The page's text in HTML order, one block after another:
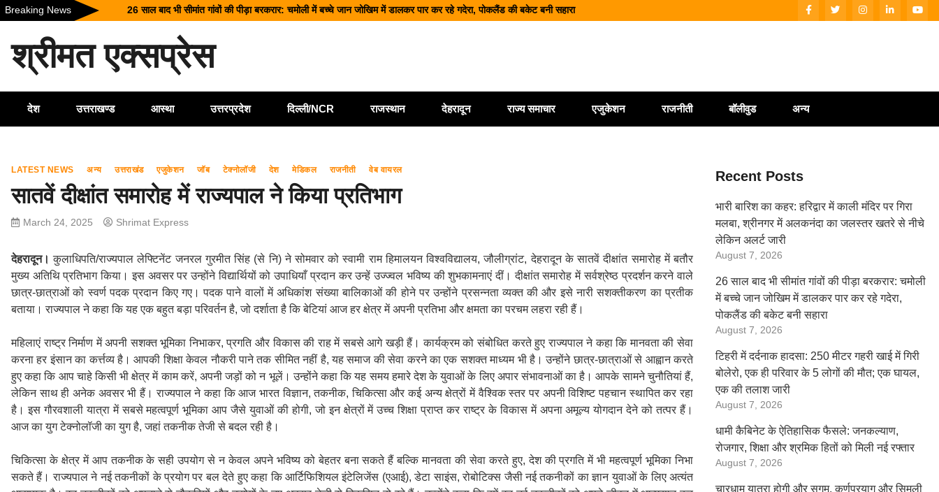
Skip
to
Breaking News
26 साल बाद भी सीमांत गांवों की पीड़ा बरकरार: चमोली में बच्चे जान जोखिम में डालकर पार कर रहे गदेरा, पोकलैंड की बकेट बनी सहारा
धामी कैबिनेट के ऐतिहासिक फैसले: जनकल्याण, रोजगार, शिक्षा और श्रमिक हितों को मिली नई रफ्तार
चारधाम यात्रा होगी और सुगम, कर्णप्रयाग और सिमली में आधुनिक पार्किंग परियोजनाओं को मिली रफ्तार
भारी बारिश का कहर: हरिद्वार में काली मंदिर पर गिरा मलबा, श्रीनगर में अलकनंदा का जलस्तर खतरे से नीचे लेकिन अलर्ट जारी
श्रीमत एक्सप्रेस
देश उत्तराखण्ड आस्था उत्तरप्रदेश दिल्ली/NCR राजस्थान देहरादून राज्य समाचार एजुकेशन राजनीती बॉलीवुड अन्य
LATEST NEWS अन्य उत्तराखंड एजुकेशन जॉब टेक्नोलॉजी देश मेडिकल राजनीती वेब वायरल
सातवें दीक्षांत समारोह में राज्यपाल ने किया प्रतिभाग
March 24, 2025 Shrimat Express
देहरादून। कुलाधिपति/राज्यपाल लेफ्टिनेंट जनरल गुरमीत सिंह (से नि) ने सोमवार को स्वामी राम हिमालयन विश्वविद्यालय, जौलीग्रांट, देहरादून के सातवें दीक्षांत समारोह में बतौर
मुख्य अतिथि प्रतिभाग किया। इस अवसर पर उन्होंने विद्यार्थियों को उपाधियाँ प्रदान कर उन्हें उज्ज्वल भविष्य की शुभकामनाएं दीं। दीक्षांत समारोह में सर्वश्रेष्ठ प्रदर्शन करने वाले
छात्र-छात्राओं को स्वर्ण पदक प्रदान किए गए। पदक पाने वालों में अधिकांश संख्या बालिकाओं की होने पर उन्होंने प्रसन्नता व्यक्त की और इसे नारी सशक्तीकरण का प्रतीक
बताया। राज्यपाल ने कहा कि यह एक बहुत बड़ा परिवर्तन है, जो दर्शाता है कि बेटियां आज हर क्षेत्र में अपनी प्रतिभा और क्षमता का परचम लहरा रही हैं।
महिलाएं राष्ट्र निर्माण में अपनी सशक्त भूमिका निभाकर, प्रगति और विकास की राह में सबसे आगे खड़ी हैं। कार्यक्रम को संबोधित करते हुए राज्यपाल ने कहा कि मानवता की सेवा
करना हर इंसान का कर्त्तव्य है। आपकी शिक्षा केवल नौकरी पाने तक सीमित नहीं है, यह समाज की सेवा करने का एक सशक्त माध्यम भी है। उन्होंने छात्र-छात्राओं से आह्वान करते
हुए कहा कि आप चाहे किसी भी क्षेत्र में काम करें, अपनी जड़ों को न भूलें। उन्होंने कहा कि यह समय हमारे देश के युवाओं के लिए अपार संभावनाओं का है। आपके सामने चुनौतियां हैं,
लेकिन साथ ही अनेक अवसर भी हैं। राज्यपाल ने कहा कि आज भारत विज्ञान, तकनीक, चिकित्सा और कई अन्य क्षेत्रों में वैश्विक स्तर पर अपनी विशिष्ट पहचान स्थापित कर रहा
है। इस गौरवशाली यात्रा में सबसे महत्वपूर्ण भूमिका आप जैसे युवाओं की होगी, जो इन क्षेत्रों में उच्च शिक्षा प्राप्त कर राष्ट्र के विकास में अपना अमूल्य योगदान देने को तत्पर हैं।
आज का युग टेक्नोलॉजी का युग है, जहां तकनीक तेजी से बदल रही है।
चिकित्सा के क्षेत्र में आप तकनीक के सही उपयोग से न केवल अपने भविष्य को बेहतर बना सकते हैं बल्कि मानवता की सेवा करते हुए, देश की प्रगति में भी महत्वपूर्ण भूमिका निभा
सकते हैं। राज्यपाल ने नई तकनीकों के प्रयोग पर बल देते हुए कहा कि आर्टिफिशियल इंटेलिजेंस (एआई), डेटा साइंस, रोबोटिक्स जैसी नई तकनीकों का ज्ञान युवाओं के लिए अत्यंत
Recent Posts
भारी बारिश का कहर: हरिद्वार में काली मंदिर पर गिरा
मलबा, श्रीनगर में अलकनंदा का जलस्तर खतरे से नीचे
लेकिन अलर्ट जारी
August 7, 2026
26 साल बाद भी सीमांत गांवों की पीड़ा बरकरार: चमोली
में बच्चे जान जोखिम में डालकर पार कर रहे गदेरा,
पोकलैंड की बकेट बनी सहारा
August 7, 2026
टिहरी में दर्दनाक हादसा: 250 मीटर गहरी खाई में गिरी
बोलेरो, एक ही परिवार के 5 लोगों की मौत; एक घायल,
एक की तलाश जारी
August 7, 2026
धामी कैबिनेट के ऐतिहासिक फैसले: जनकल्याण,
रोजगार, शिक्षा और श्रमिक हितों को मिली नई रफ्तार
August 7, 2026
चारधाम यात्रा होगी और सुगम, कर्णप्रयाग और सिमली